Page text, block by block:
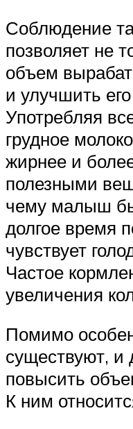
Соблюдение
позволяет не
объем
и улучшить
Употребляя
грудное
жирнее и
полезными
чему малыш
долгое время
чувствует
Частое
увеличения
Помимо
существуют, и
повысить
К ним